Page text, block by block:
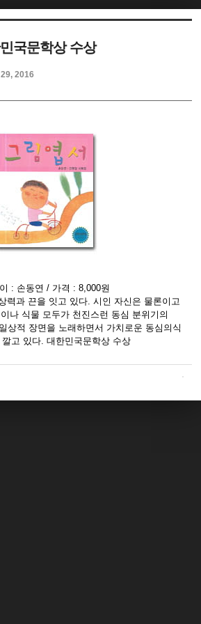
국문학상 수상
2016
: 손동연 / 가격 : 8,000원
력과 끈을 잇고 있다. 시인 자신은 물론이고
나 식물 모두가 천진스런 동심 분위기의
상적 장면을 노래하면서 가치로운 동심의식
고 있다. 대한민국문학상 수상
스케치북5
스케치북5